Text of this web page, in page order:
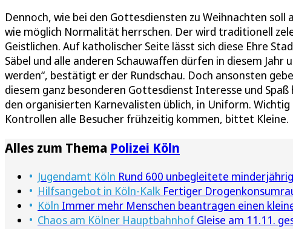
Dennoch, wie bei den Gottesdiensten zu Weihnachten
wie möglich Normalität herrschen. Der wird traditionell
Geistlichen. Auf katholischer Seite lässt sich diese Ehre
Säbel und alle anderen Schauwaffen dürfen in diesem
werden“, bestätigt er der Rundschau. Doch ansonsten
diesem ganz besonderen Gottesdienst Interesse und
den organisierten Karnevalisten üblich, in Uniform.
Kontrollen alle Besucher frühzeitig kommen, bittet Kleine.
Alles zum Thema Polizei Köln
Jugendamt Köln Rund 600 unbegleitete
Hilfsangebot in Köln-Kalk Fertiger
Köln Immer mehr Menschen beantragen einen
Chaos am Kölner Hauptbahnhof Gleise am 11.11.